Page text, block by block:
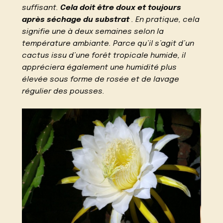
suffisant.Cela doit être doux et toujours
après séchage du substrat. En pratique, cela
signifie une à deux semaines selon la
température ambiante. Parce qu’il s’agit d’un
cactus issu d’une forêt tropicale humide, il
appréciera également une humidité plus
élevée sous forme de rosée et de lavage
régulier des pousses.